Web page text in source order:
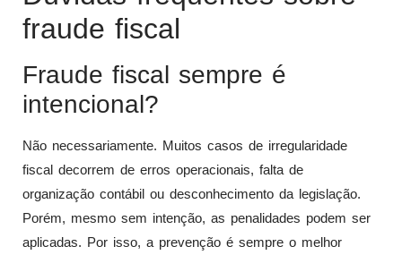
fraude fiscal
Fraude fiscal sempre é
intencional?
Não necessariamente. Muitos casos de irregularidade
fiscal decorrem de erros operacionais, falta de
organização contábil ou desconhecimento da legislação.
Porém, mesmo sem intenção, as penalidades podem ser
aplicadas. Por isso, a prevenção é sempre o melhor